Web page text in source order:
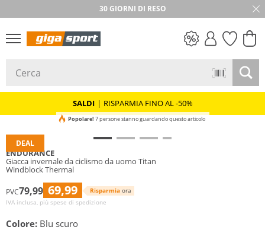
30 GIORNI DI RESO
SALDI | RISPARMIA FINO AL -50%
DEAL
Popolare! 7 persone stanno guardando questo articolo
ENDURANCE
Giacca invernale da ciclismo da uomo Titan
Windblock Thermal
PVC79,99 69,99 Risparmia ora
IVA inclusa, più spese di spedizione
Colore: Blu scuro